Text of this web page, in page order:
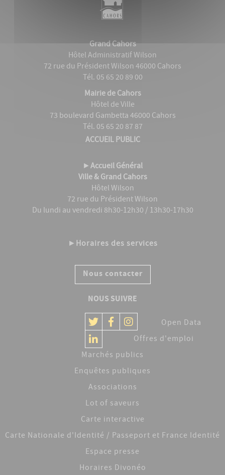
Grand Cahors
Hôtel Administratif Wilson
72 rue du Président Wilson 46000 Cahors
Tél. 05 65 20 89 00
Mairie de Cahors
Hôtel de Ville
73 boulevard Gambetta 46000 Cahors
Tél. 05 65 20 87 87
ACCUEIL PUBLIC
►Accueil Général
Ville & Grand Cahors
Hôtel Wilson
72 rue du Président Wilson
Du lundi au vendredi 8h30-12h30 / 13h30-17h30
► Horaires des services
Nous contacter
NOUS SUIVRE
Open Data
Offres d'emploi
Marchés publics
Enquêtes publiques
Associations
Lot of saveurs
Carte interactive
Carte Nationale d'Identité / Passeport et France Identité
Espace presse
Horaires Divonéo